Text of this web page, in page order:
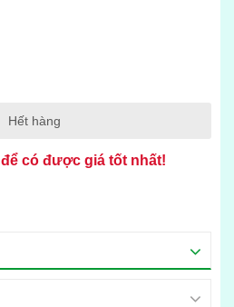
Hết hàng
để có được giá tốt nhất!